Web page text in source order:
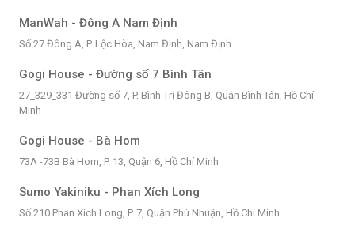
ManWah - Đông A Nam Định
Số 27 Đông A, P. Lộc Hòa, Nam Định, Nam Định
Gogi House - Đường số 7 Bình Tân
27_329_331 Đường số 7, P. Bình Trị Đông B, Quận Bình Tân, Hồ Chí
Minh
Gogi House - Bà Hom
73A -73B Bà Hom, P. 13, Quận 6, Hồ Chí Minh
Sumo Yakiniku - Phan Xích Long
Số 210 Phan Xích Long, P. 7, Quận Phú Nhuận, Hồ Chí Minh